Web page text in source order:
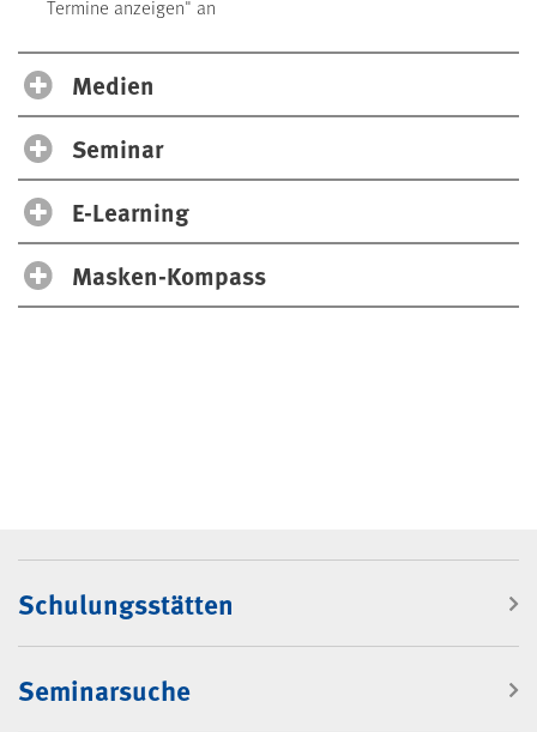
Termine anzeigen" an
Medien
Seminar
E-Learning
Masken-Kompass
Schulungsstätten
Seminarsuche